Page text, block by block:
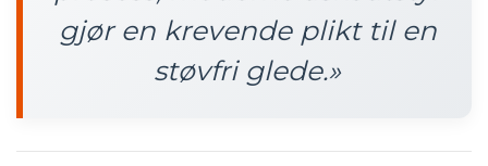
gjør en krevende plikt til en
støvfri glede.»